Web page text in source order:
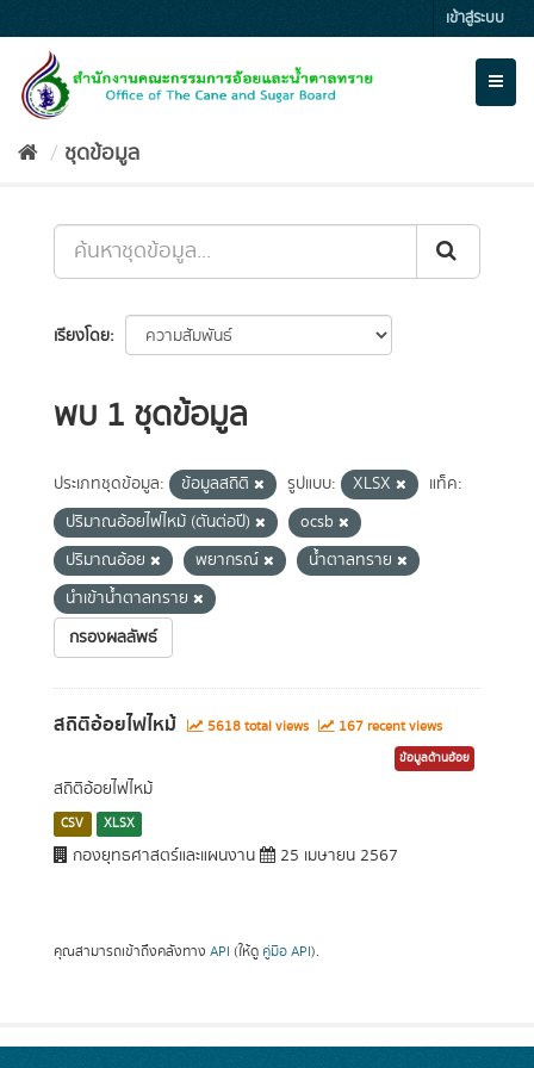
to
content
เข้าสู่ระบบ
ชุดข้อมูล
เรียงโดย
พบ 1 ชุดข้อมูล
ประเภทชุดข้อมูล: ข้อมูลสถิติ รูปแบบ: XLSX
แท็ค:
ปริมาณอ้อยไฟไหม้ (ตันต่อปี)
ocsb
ปริมาณอ้อย
พยากรณ์
น้ำตาลทราย
นำเข้าน้ำตาลทราย
กรองผลลัพธ์
สถิติอ้อยไฟไหม้ 5618 total views 167 recent views
ข้อมูลด้านอ้อย
สถิติอ้อยไฟไหม้
CSV XLSX
กองยุทธศาสตร์และแผนงาน 25 เมษายน 2567
คุณสามารถเข้าถึงคลังทาง API (ให้ดู คู่มือ API).